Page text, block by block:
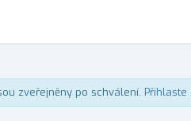
zveřejněny po schválení. Přihlaste